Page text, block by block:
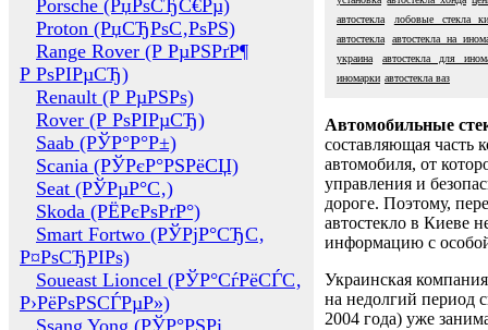
Porsche (РџРѕСЂС€Рµ)
Proton (РџСЂРѕС‚РѕРЅ)
Range Rover (Р РµРЅРґР¶
Р РѕРІРµСЂ)
Renault (Р РµРЅРѕ)
Rover (Р РѕРІРµСЂ)
Saab (РЎР°Р°Р±)
Scania (РЎРєР°РЅРёСЏ)
Seat (РЎРµР°С‚)
Skoda (РЁРєРѕРґР°)
Smart Fortwo (РЎРјР°СЂС‚
Р¤РѕСЂРІРѕ)
Soueast Lioncel (РЎР°СѓРёСЃС‚
Р›РёРѕРЅСЃРµР»)
Ssang Yong (РЎР°РЅРі
автостекла
лобовые стекла
автостекла
автостекла на
украина
автостекла для
иномарки автостекла ваз
Автомобильные
составляющая часть
автомобиля, от
управления и
дороге. Поэтому,
автостекло в Киеве
информацию с
Украинская
на недолгий период
2004 года) уже